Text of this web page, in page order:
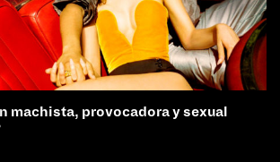
machista, provocadora y sexual